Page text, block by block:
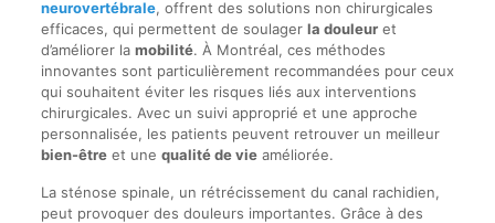
neurovertébrale, offrent des solutions non chirurgicales
efficaces, qui permettent de soulager la douleuret
d’améliorer la mobilité. À Montréal, ces méthodes
innovantes sont particulièrement recommandées pour ceux
qui souhaitent éviter les risques liés aux interventions
chirurgicales. Avec un suivi approprié et une approche
personnalisée, les patients peuvent retrouver un meilleur
bien-êtreet une qualité de vieaméliorée.
La sténose spinale, un rétrécissement du canal rachidien,
peut provoquer des douleurs importantes. Grâce à des